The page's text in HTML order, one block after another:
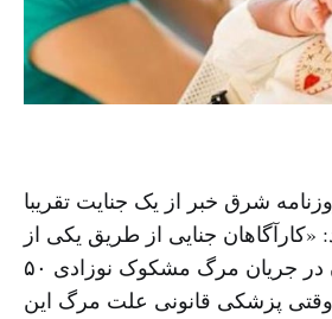
ماه سال ۹۲ روزنامه شرق خبر از یک جنایت تقریبا
«کارآگاهان جنایی از طریق یکی از
بیمارستان‌های تهران در جریان مرگ مشکوک نوزادی ۵۰
وقتی پزشکی‌ قانونی علت مرگ این